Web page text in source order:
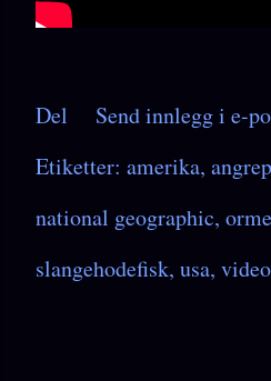
Del
Send innlegg i e-
Etiketter: amerika angrep
national geographic
slangehodefisk usa video